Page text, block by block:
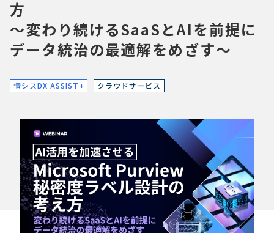
方
～変わり続けるSaaSとAIを前提に
データ統治の最適解をめざす～
情シスDX ASSIST+ クラウドサービス